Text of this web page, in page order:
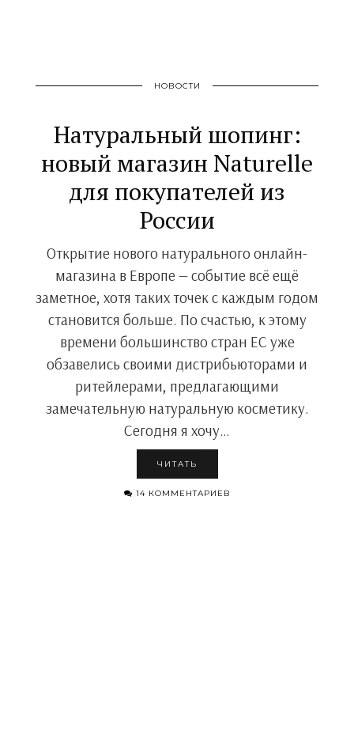
НОВОСТИ
Натуральный шопинг:
новый магазин Naturelle
для покупателей из
России
Открытие нового натурального онлайн-
магазина в Европе — событие всё ещё
заметное, хотя таких точек с каждым годом
становится больше. По счастью, к этому
времени большинство стран ЕС уже
обзавелись своими дистрибьюторами и
ритейлерами, предлагающими
замечательную натуральную косметику.
Сегодня я хочу…
ЧИТАТЬ
14 КОММЕНТАРИЕВ